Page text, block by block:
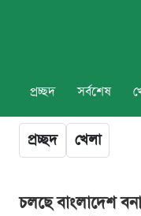
প্রচ্ছদ সর্বশেষ
প্রচ্ছদ খেলা
চলছে বাংলাদেশ